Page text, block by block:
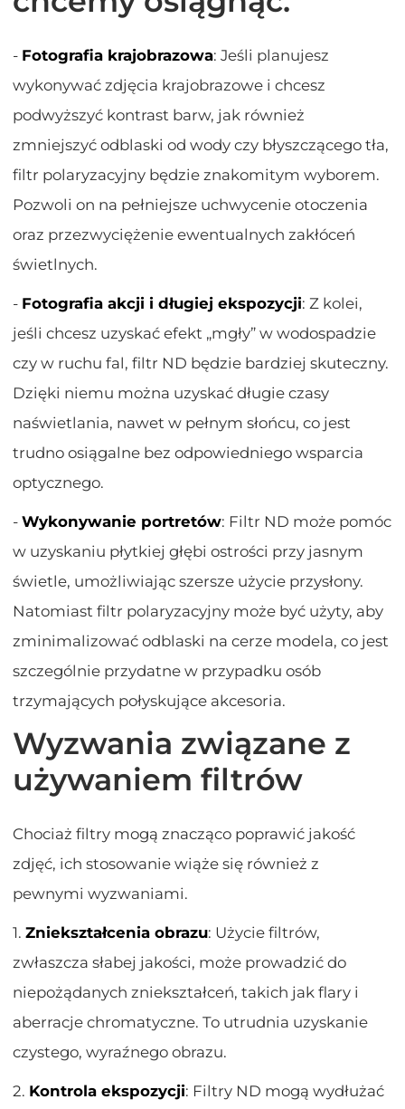
- Fotografia krajobrazowa: Jeśli planujesz
wykonywać zdjęcia krajobrazowe i chcesz
podwyższyć kontrast barw, jak również
zmniejszyć odblaski od wody czy błyszczącego tła,
filtr polaryzacyjny będzie znakomitym wyborem.
Pozwoli on na pełniejsze uchwycenie otoczenia
oraz przezwyciężenie ewentualnych zakłóceń
świetlnych.
- Fotografia akcji i długiej ekspozycji: Z kolei,
jeśli chcesz uzyskać efekt „mgły” w wodospadzie
czy w ruchu fal, filtr ND będzie bardziej skuteczny.
Dzięki niemu można uzyskać długie czasy
naświetlania, nawet w pełnym słońcu, co jest
trudno osiągalne bez odpowiedniego wsparcia
optycznego.
-Wykonywanie portretów: Filtr ND może pomóc
w uzyskaniu płytkiej głębi ostrości przy jasnym
świetle, umożliwiając szersze użycie przysłony.
Natomiast filtr polaryzacyjny może być użyty, aby
zminimalizować odblaski na cerze modela, co jest
szczególnie przydatne w przypadku osób
trzymających połyskujące akcesoria.
Wyzwania związane z
używaniem filtrów
Chociaż filtry mogą znacząco poprawić jakość
zdjęć, ich stosowanie wiąże się również z
pewnymi wyzwaniami.
1.Zniekształcenia obrazu: Użycie filtrów,
zwłaszcza słabej jakości, może prowadzić do
niepożądanych zniekształceń, takich jak flary i
aberracje chromatyczne. To utrudnia uzyskanie
czystego, wyraźnego obrazu.
2. Kontrola ekspozycji: Filtry ND mogą wydłużać